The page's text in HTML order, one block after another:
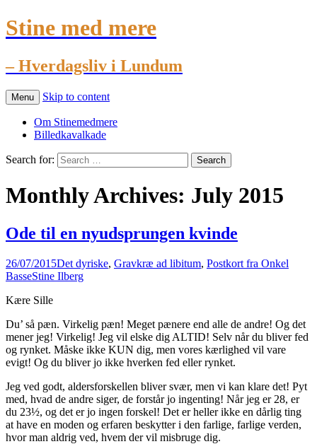
Stine med mere
– Hverdagsliv i Lundum
Menu Skip to content
Om Stinemedmere
Billedkavalkade
Search for:
Monthly Archives: July 2015
Ode til en nyudsprungen kvinde
26/07/2015Det dyriske, Gravkræ ad libitum, Postkort fra Onkel
BasseStine Ilberg
Kære Sille
Du’ så pæn. Virkelig pæn! Meget pænere end alle de andre! Og det
mener jeg! Virkelig! Jeg vil elske dig ALTID! Selv når du bliver fed
og rynket. Måske ikke KUN dig, men vores kærlighed vil vare
evigt! Og du bliver jo ikke hverken fed eller rynket.
Jeg ved godt, aldersforskellen bliver svær, men vi kan klare det! Pyt
med, hvad de andre siger, de forstår jo ingenting! Når jeg er 28, er
du 23½, og det er jo ingen forskel! Det er heller ikke en dårlig ting
at have en moden og erfaren beskytter i den farlige, farlige verden,
hvor man aldrig ved, hvem der vil misbruge dig.